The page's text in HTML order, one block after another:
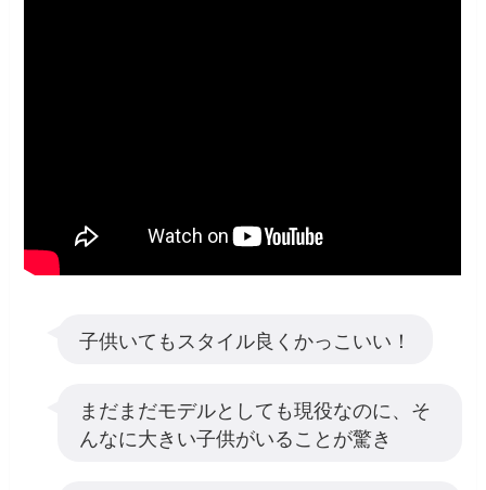
子供いてもスタイル良くかっこいい！
まだまだモデルとしても現役なのに、そ
んなに大きい子供がいることが驚き